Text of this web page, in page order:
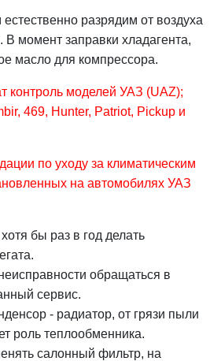
разрядим от воздуха
В момент заправки хладагента,
масло для компрессора.
контроль моделей УАЗ (UAZ);
469, Hunter, Patriot, Pickup и
по уходу за климатическим
на автомобилях УАЗ
бы раз в год делать
обращаться в
сервис.
- радиатор, от грязи пыли
роль теплообменника.
салонный фильтр, на